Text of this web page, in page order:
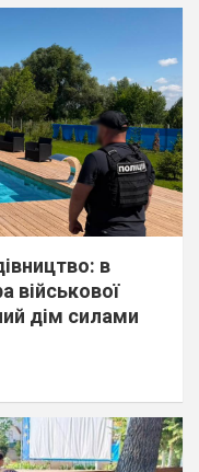
в
військової
дім силами